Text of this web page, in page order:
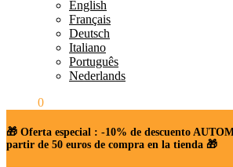
English
Français
Deutsch
Italiano
Português
Nederlands
0
🎁 Oferta especial : -10% de descuento
partir de 50 euros de compra en la tienda 🎁